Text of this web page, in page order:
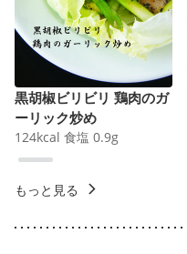
黒胡椒ビリビリ 鶏肉のガ
ーリック炒め
124kcal 食塩 0.9g
もっと見る